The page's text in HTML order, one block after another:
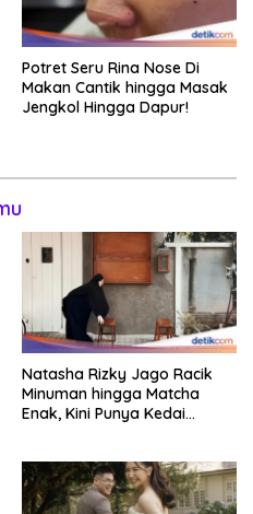
Potret Seru Rina Nose Di
Makan Cantik hingga Masak
Jengkol Hingga Dapur!
Natasha Rizky Jago Racik
Minuman hingga Matcha
Enak, Kini Punya Kedai